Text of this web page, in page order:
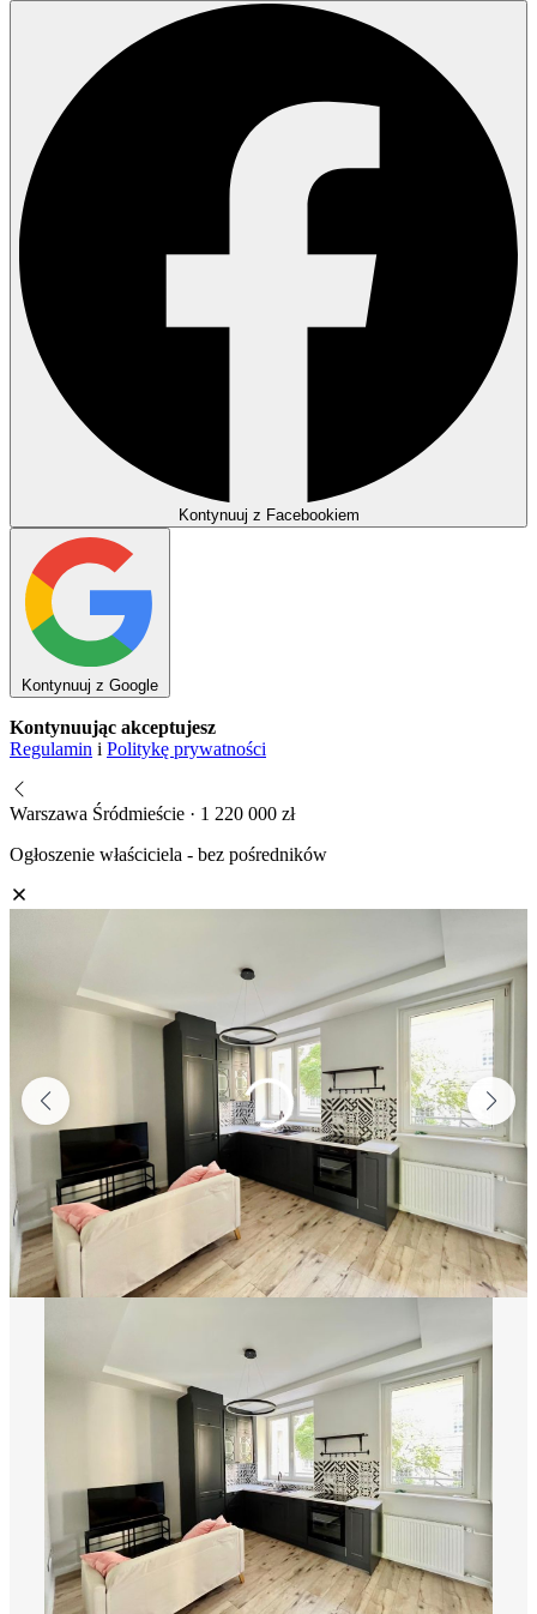
Kontynuuj z Facebookiem
Kontynuuj z Google
Kontynuując akceptujesz
Regulamin i Politykę prywatności
Warszawa Śródmieście · 1 220 000 zł
Ogłoszenie właściciela - bez pośredników